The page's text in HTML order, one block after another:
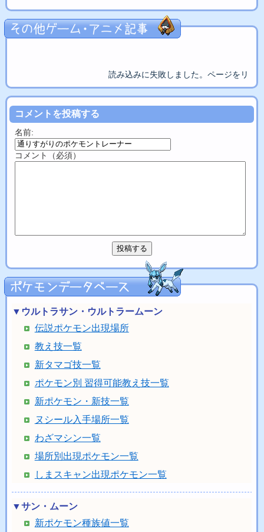
読み込みに失敗しました。ページをリロ
コメントを投稿する
名前:
コメント（必須）
▼ウルトラサン・ウルトラームーン
伝説ポケモン出現場所
教え技一覧
新タマゴ技一覧
ポケモン別 習得可能教え技一覧
新ポケモン・新技一覧
ヌシール入手場所一覧
わざマシン一覧
場所別出現ポケモン一覧
しまスキャン出現ポケモン一覧
▼サン・ムーン
新ポケモン種族値一覧